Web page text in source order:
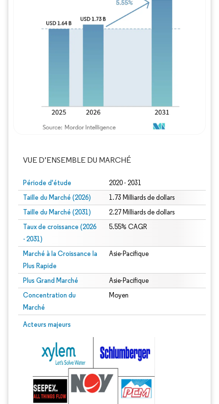
VUE D’ENSEMBLE DU MARCHÉ
Période d'étude 2020 - 2031
Taille du Marché (2026) 1.73 Milliards de dollars
Taille du Marché (2031) 2.27 Milliards de dollars
Taux de croissance (2026
- 2031)
5.55% CAGR
Marché à la Croissance la
Plus Rapide
Asie-Pacifique
Plus Grand Marché Asie-Pacifique
Concentration du
Marché
Moyen
Acteurs majeurs
Image © Mordor Intelligence. La réutilisation nécessite une attribution sous CC